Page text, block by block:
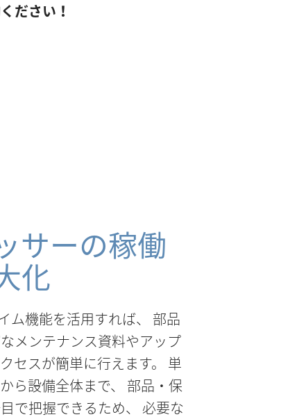
ださい！
サーの稼働
化
ム機能を活用すれば、 部品
メンテナンス資料やアップ
セスが簡単に行えます。 単
ら設備全体まで、 部品・保
で把握できるため、 必要な